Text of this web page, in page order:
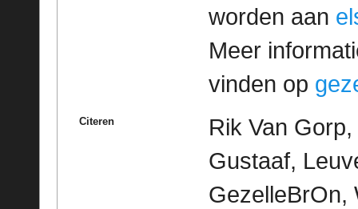
worden aan
Meer
vinden op
Citeren
Rik Van
Gustaaf,
GezelleBrOn,